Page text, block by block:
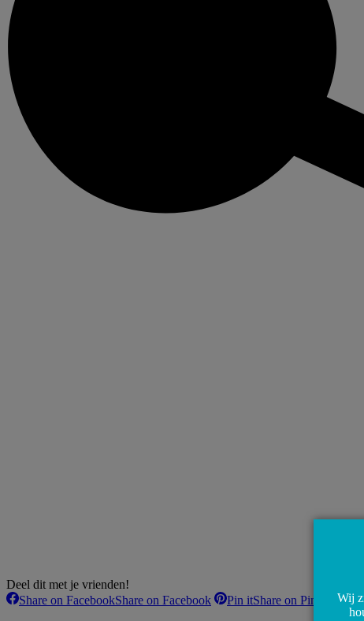
Deel dit met je vrienden!
Share on FacebookShare on Facebook Pin itShare on PinterestWij